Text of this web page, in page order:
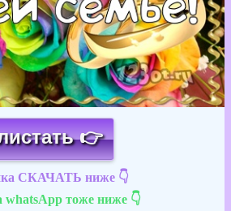
👉
СКАЧАТЬ ниже 👇
whatsApp тоже ниже 👇